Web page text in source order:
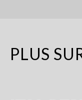
PLUS